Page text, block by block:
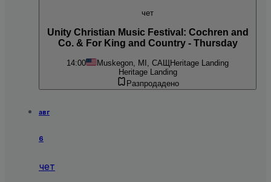
чет
Unity Christian Music Festival: Cochren and
Co. & For King and Country - Thursday
14:00 Muskegon, MI, САЩHeritage Landing
Heritage Landing
Разпродадено
авг
6
чет